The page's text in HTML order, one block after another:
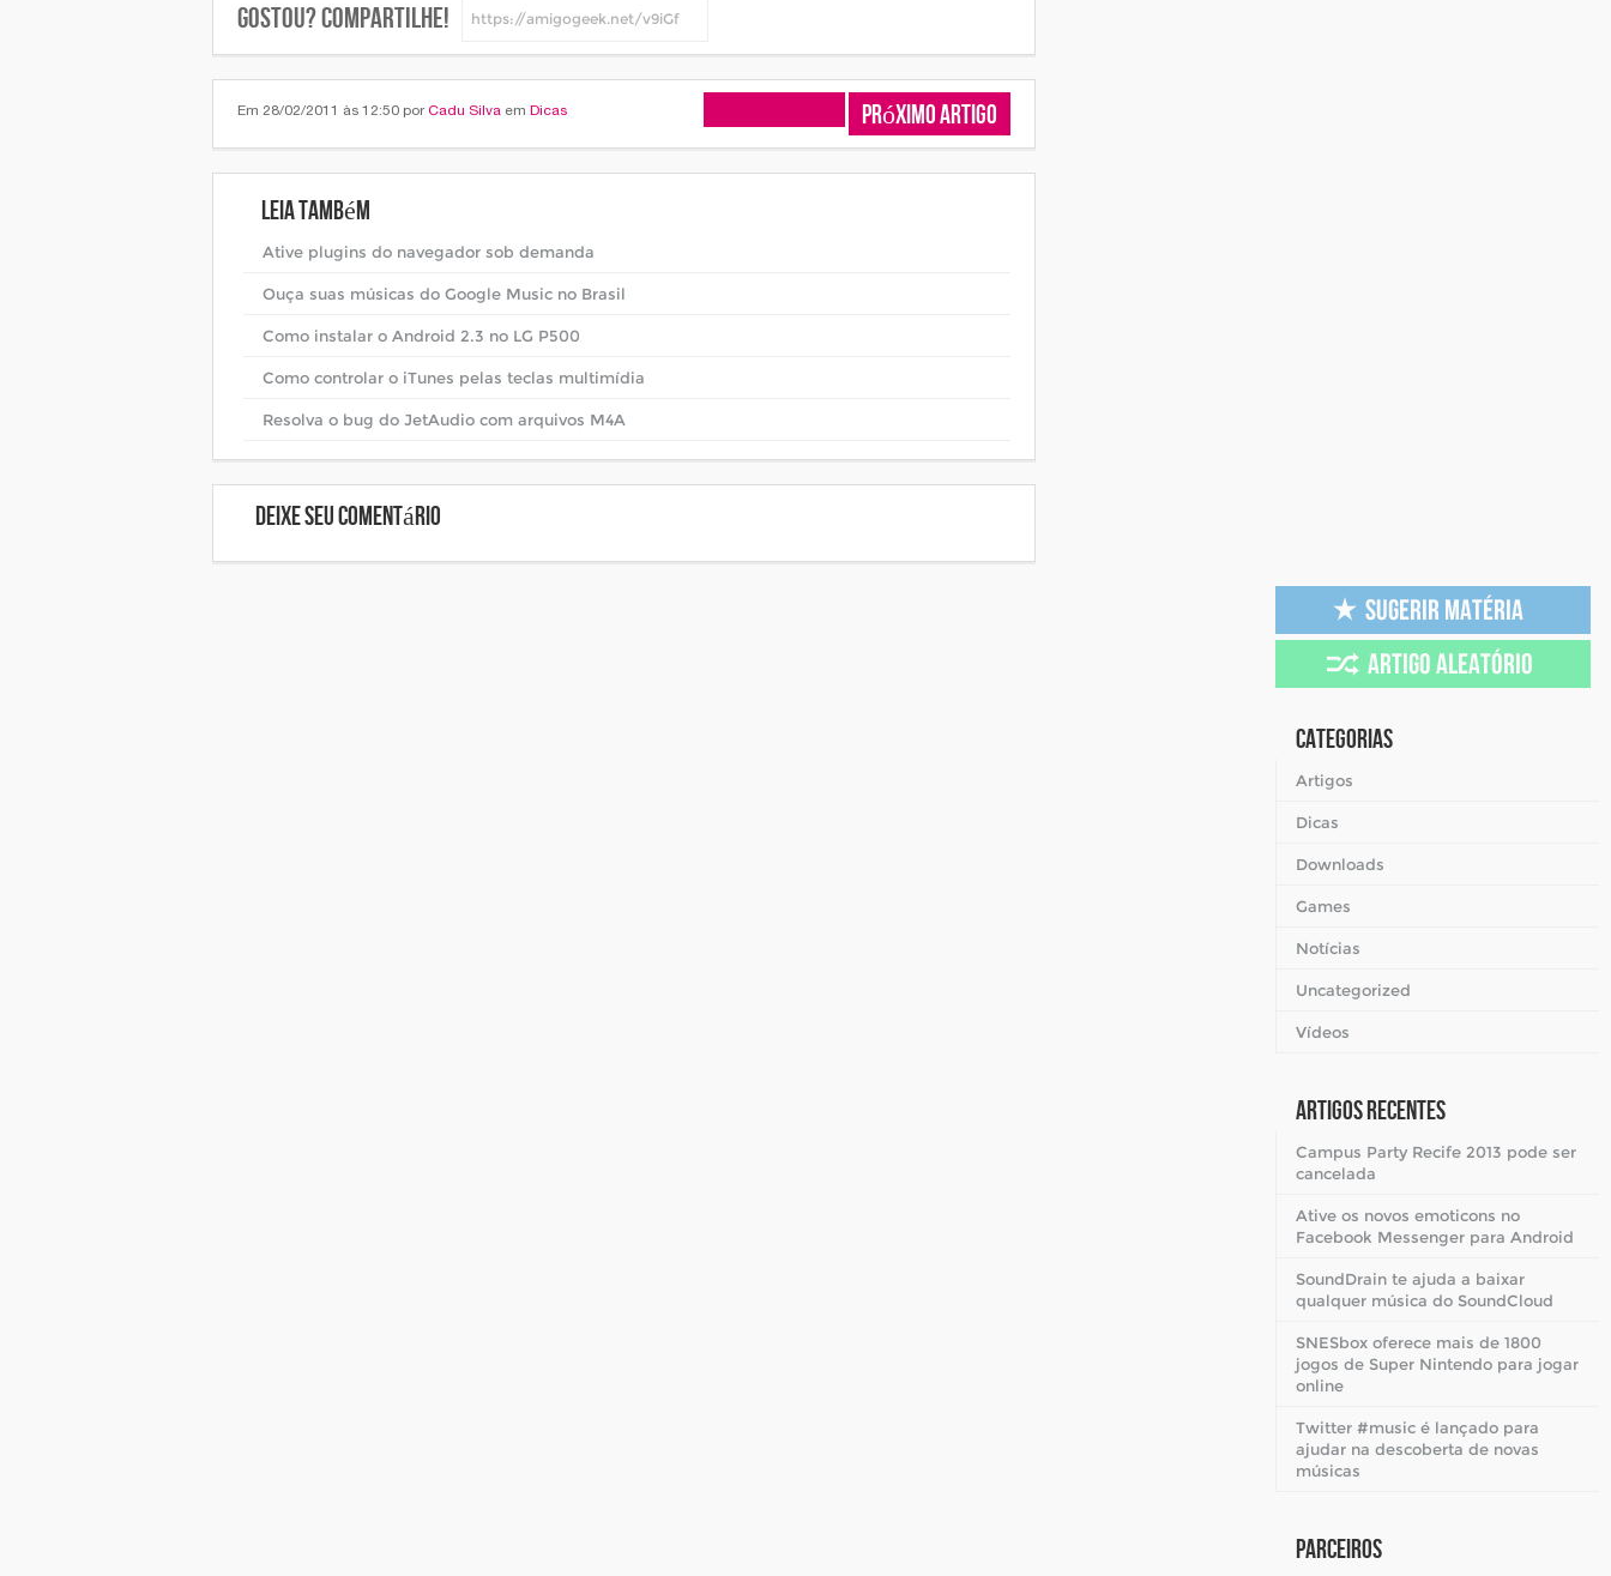
Gostou? Compartilhe!
Em 28/02/2011 às 12:50 por Cadu Silva em Dicas Próximo Artigo
Leia também
Ative plugins do navegador sob demanda
Ouça suas músicas do Google Music no Brasil
Como instalar o Android 2.3 no LG P500
Como controlar o iTunes pelas teclas multimídia
Resolva o bug do JetAudio com arquivos M4A
Deixe seu comentário
Categorias
Artigos
Dicas
Downloads
Games
Notícias
Uncategorized
Vídeos
Artigos Recentes
Campus Party Recife 2013 pode ser
cancelada
Ative os novos emoticons no
Facebook Messenger para Android
SoundDrain te ajuda a baixar
qualquer música do SoundCloud
SNESbox oferece mais de 1800
jogos de Super Nintendo para jogar
online
Twitter #music é lançado para
ajudar na descoberta de novas
músicas
Parceiros